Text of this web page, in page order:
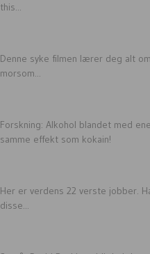
this...
Denne syke filmen lærer deg alt
morsom...
Forskning: Alkohol blandet med
samme effekt som kokain!
Her er verdens 22 verste jobber.
disse...